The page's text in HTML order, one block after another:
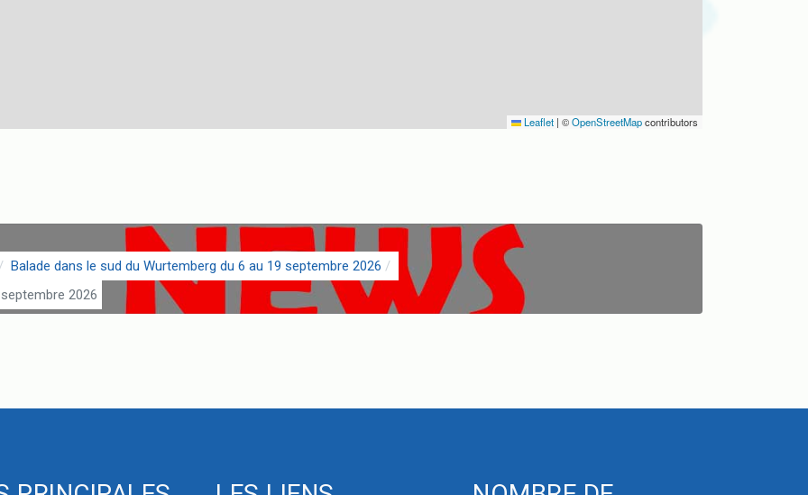
Leaflet | ©OpenStreetMapcontributors
Balade dans le sud du Wurtemberg du 6 au 19 septembre 2026
2026